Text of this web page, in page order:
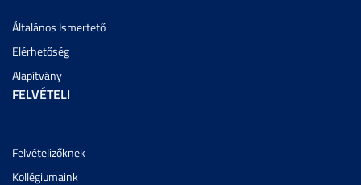
Általános Ismertető
Elérhetőség
Alapítvány
FELVÉTELI
Felvételizőknek
Kollégiumaink